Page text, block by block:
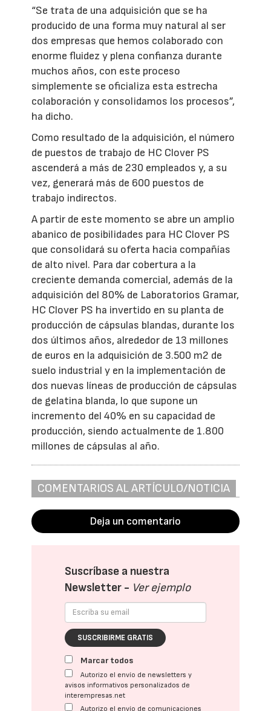
“Se trata de una adquisición que se ha
producido de una forma muy natural al ser
dos empresas que hemos colaborado con
enorme fluidez y plena confianza durante
muchos años, con este proceso
simplemente se oficializa esta estrecha
colaboración y consolidamos los procesos”,
ha dicho.
Como resultado de la adquisición, el número
de puestos de trabajo de HC Clover PS
ascenderá a más de 230 empleados y, a su
vez, generará más de 600 puestos de
trabajo indirectos.
A partir de este momento se abre un amplio
abanico de posibilidades para HC Clover PS
que consolidará su oferta hacia compañías
de alto nivel. Para dar cobertura a la
creciente demanda comercial, además de la
adquisición del 80% de Laboratorios Gramar,
HC Clover PS ha invertido en su planta de
producción de cápsulas blandas, durante los
dos últimos años, alrededor de 13 millones
de euros en la adquisición de 3.500 m2 de
suelo industrial y en la implementación de
dos nuevas líneas de producción de cápsulas
de gelatina blanda, lo que supone un
incremento del 40% en su capacidad de
producción, siendo actualmente de 1.800
millones de cápsulas al año.
COMENTARIOS AL ARTÍCULO/NOTICIA
Deja un comentario
Suscríbase a nuestra
Newsletter - Ver ejemplo
SUSCRIBIRME GRATIS
Marcar todos
Autorizo el envío de newsletters y
avisos informativos personalizados de
interempresas.net
Autorizo el envío de comunicaciones